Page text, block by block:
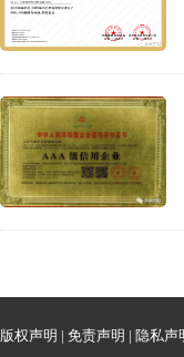
版权声明 | 免责声明 | 隐私声